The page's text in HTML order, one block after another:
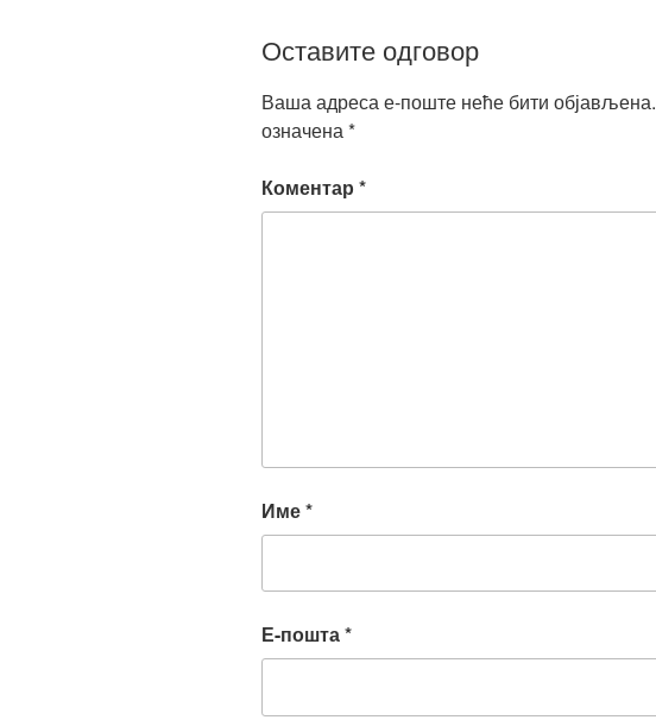
Оставите одговор
Ваша адреса е-поште неће бити објављена.
означена *
Коментар *
Име*
Е-пошта*